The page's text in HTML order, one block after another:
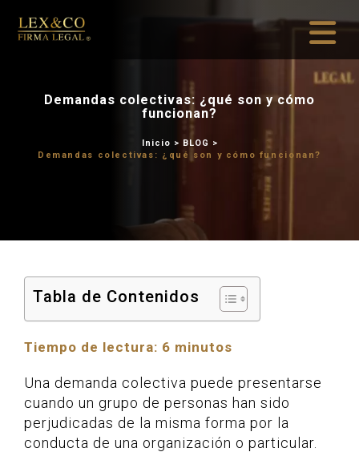
Demandas colectivas:
Inicio>BLOG
Tabla de Contenidos
Tiempo de lectura: 6 minutos
Una demanda colectiva puede presentarse
cuando un grupo de personas han sido
perjudicadas de la misma forma por la
conducta de una organización o particular.